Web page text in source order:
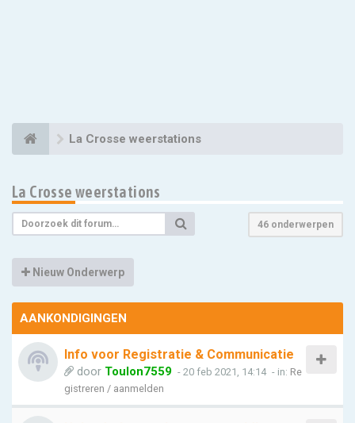
La Crosse weerstations
La Crosse weerstations
46 onderwerpen
Nieuw Onderwerp
AANKONDIGINGEN
Info voor Registratie & Communicatie
door Toulon7559 - 20 feb 2021, 14:14 - in: Re
gistreren / aanmelden